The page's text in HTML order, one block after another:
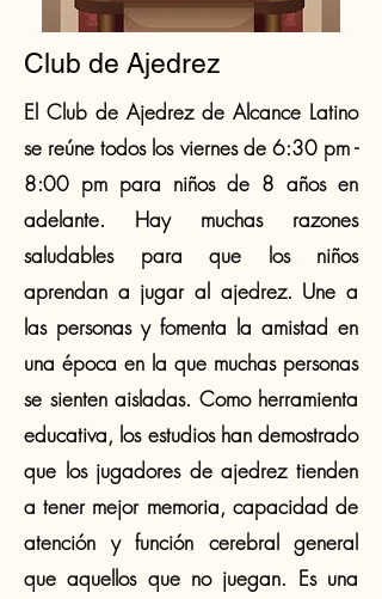
Club de Ajedrez
El Club de Ajedrez de Alcance Latino
se reúne todos los viernes de 6:30 pm -
8:00 pm para niños de 8 años en
adelante. Hay muchas razones
saludables para que los niños
aprendan a jugar al ajedrez. Une a
las personas y fomenta la amistad en
una época en la que muchas personas
se sienten aisladas. Como herramienta
educativa, los estudios han demostrado
que los jugadores de ajedrez tienden
a tener mejor memoria, capacidad de
atención y función cerebral general
que aquellos que no juegan. Es una